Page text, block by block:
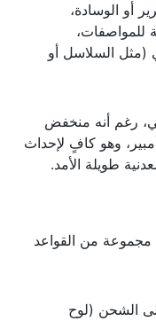
أو الوسادة،
للمواصفات،
(مثل السلاسل أو
رغم أنه منخفض
يمكن أن يمرر تيارًا يصل إلى 2 أمبير، وهو كافٍ لإحداث
طويلة الأمد.
مجموعة من القواعد
الشحن (لوح